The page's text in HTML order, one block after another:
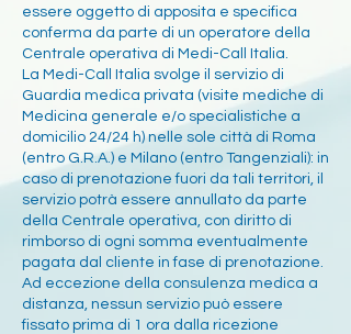
essere oggetto di apposita e specifica
conferma da parte di un operatore della
Centrale operativa di Medi-Call Italia.
La Medi-Call Italia svolge il servizio di
Guardia medica privata (visite mediche di
Medicina generale e/o specialistiche a
domicilio 24/24 h) nelle sole città di Roma
(entro G.R.A.) e Milano (entro Tangenziali): in
caso di prenotazione fuori da tali territori, il
servizio potrà essere annullato da parte
della Centrale operativa, con diritto di
rimborso di ogni somma eventualmente
pagata dal cliente in fase di prenotazione.
Ad eccezione della consulenza medica a
distanza, nessun servizio può essere
fissato prima di 1 ora dalla ricezione